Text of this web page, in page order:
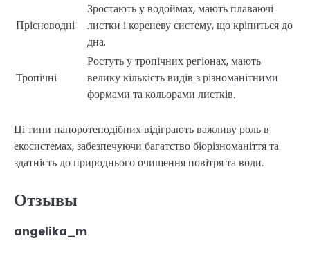
Прісноводні
Зростають у водоймах, мають плаваючі
листки і кореневу систему, що кріпиться до
дна.
Тропічні
Ростуть у тропічних регіонах, мають
велику кількість видів з різноманітними
формами та кольорами листків.
Ці типи папоротеподібних відіграють важливу роль в
екосистемах, забезпечуючи багатство біорізноманіття та
здатність до природнього очищення повітря та води.
Отзывы
angelika_m